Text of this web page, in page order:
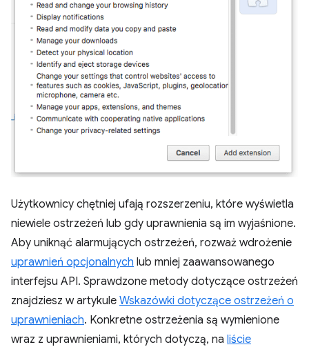
Użytkownicy chętniej ufają rozszerzeniu, które wyświetla
niewiele ostrzeżeń lub gdy uprawnienia są im wyjaśnione.
Aby uniknąć alarmujących ostrzeżeń, rozważ wdrożenie
uprawnień opcjonalnych lub mniej zaawansowanego
interfejsu API. Sprawdzone metody dotyczące ostrzeżeń
znajdziesz w artykule Wskazówki dotyczące ostrzeżeń o
uprawnieniach. Konkretne ostrzeżenia są wymienione
wraz z uprawnieniami, których dotyczą, na liście